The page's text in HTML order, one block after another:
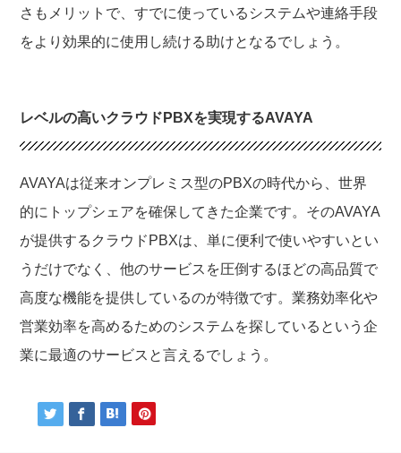
さもメリットで、すでに使っているシステムや連絡手段
をより効果的に使用し続ける助けとなるでしょう。
レベルの高いクラウドPBXを実現するAVAYA
AVAYAは従来オンプレミス型のPBXの時代から、世界
的にトップシェアを確保してきた企業です。そのAVAYA
が提供するクラウドPBXは、単に便利で使いやすいとい
うだけでなく、他のサービスを圧倒するほどの高品質で
高度な機能を提供しているのが特徴です。業務効率化や
営業効率を高めるためのシステムを探しているという企
業に最適のサービスと言えるでしょう。